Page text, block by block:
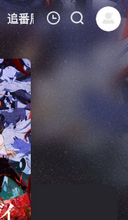
追番周表 今日更新
8